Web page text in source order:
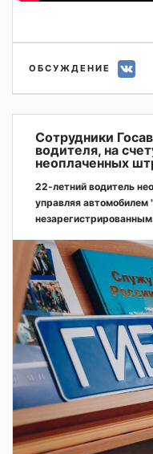
ОБСУЖДЕНИЕ
Сотрудники
водителя, на
неоплаченных
22-летний водитель
управляя автомобилем